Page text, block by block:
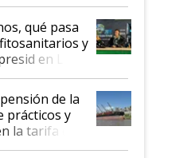
qué pasa
y
en La
de la
prácticos y
la tarifa de